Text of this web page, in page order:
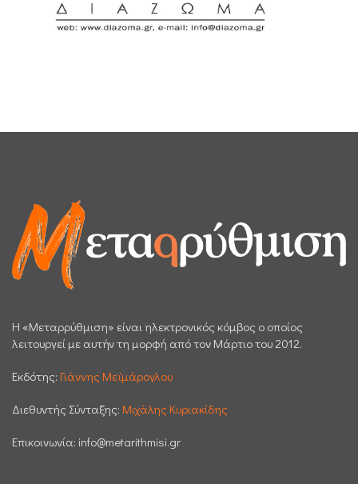
H «Μεταρρύθμιση» είναι ηλεκτρονικός κόμβος ο οποίος
λειτουργεί με αυτήν τη μορφή από τον Μάρτιο του 2012.
Εκδότης: Γιάννης Μεϊμάρογλου
Διεθυντής Σύνταξης: Μιχάλης Κυριακίδης
Επικοινωνία: info@metarithmisi.gr